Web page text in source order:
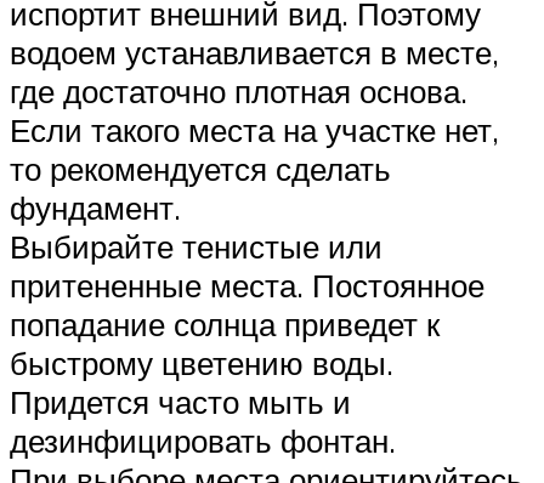
испортит внешний вид. Поэтому
водоем устанавливается в месте,
где достаточно плотная основа.
Если такого места на участке нет,
то рекомендуется сделать
фундамент.
Выбирайте тенистые или
притененные места. Постоянное
попадание солнца приведет к
быстрому цветению воды.
Придется часто мыть и
дезинфицировать фонтан.